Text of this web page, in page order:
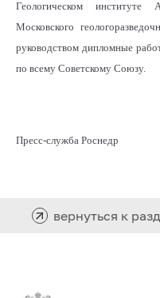
Геологическом
Московского
руководством дипломные
по всему Советскому Союзу.
Пресс-служба Роснедр
вернуться к